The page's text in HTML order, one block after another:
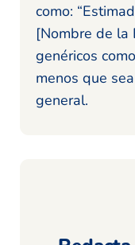
como:
[Nombre de la
genéricos
menos que
general.